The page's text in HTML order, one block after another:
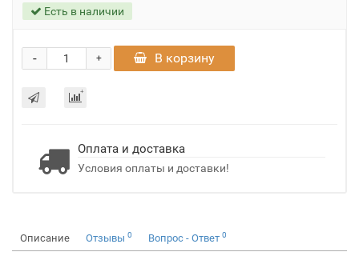
Есть в наличии
+
- В корзину
Оплата и доставка
Условия оплаты и доставки!
Описание Отзывы 0 Вопрос - Ответ 0